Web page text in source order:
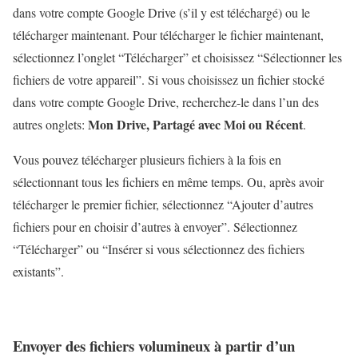
dans votre compte Google Drive (s’il y est téléchargé) ou le
télécharger maintenant. Pour télécharger le fichier maintenant,
sélectionnez l’onglet “Télécharger” et choisissez “Sélectionner les
fichiers de votre appareil”. Si vous choisissez un fichier stocké
dans votre compte Google Drive, recherchez-le dans l’un des
autres onglets: Mon Drive, Partagé avec Moi ou Récent.
Vous pouvez télécharger plusieurs fichiers à la fois en
sélectionnant tous les fichiers en même temps. Ou, après avoir
télécharger le premier fichier, sélectionnez “Ajouter d’autres
fichiers pour en choisir d’autres à envoyer”. Sélectionnez
“Télécharger” ou “Insérer si vous sélectionnez des fichiers
existants”.
Envoyer des fichiers volumineux à partir d’un